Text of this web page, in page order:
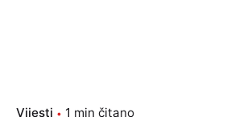
Vijesti 1 min čitano